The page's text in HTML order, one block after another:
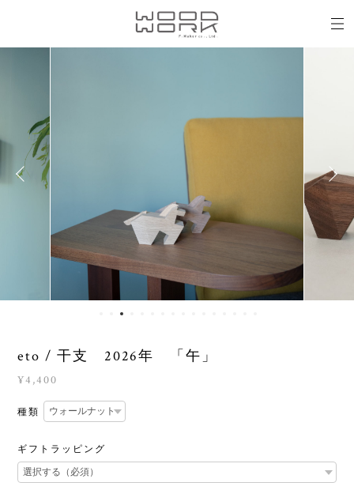
eto / 干支 2026年 「午」
¥4,400
種類
ギフトラッピング